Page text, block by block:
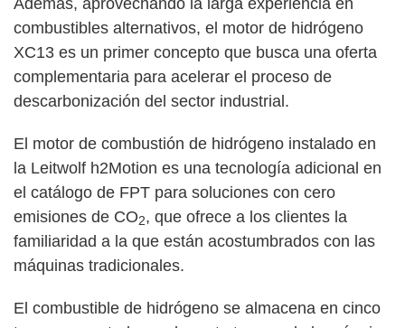
combustibles alternativos, el motor de hidrógeno
XC13 es un primer concepto que busca una oferta
complementaria para acelerar el proceso de
descarbonización del sector industrial.
El motor de combustión de hidrógeno instalado en
la Leitwolf h2Motion es una tecnología adicional en
el catálogo de FPT para soluciones con cero
emisiones de CO2, que ofrece a los clientes la
familiaridad a la que están acostumbrados con las
máquinas tradicionales.
El combustible de hidrógeno se almacena en cinco